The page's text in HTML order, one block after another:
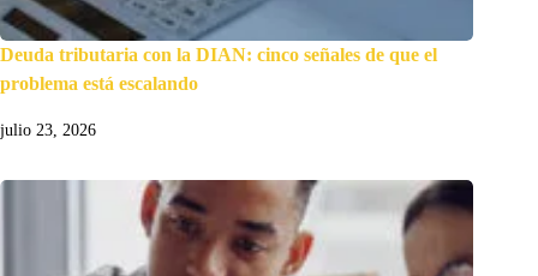
Deuda tributaria con la DIAN: cinco señales de que el
problema está escalando
julio 23, 2026